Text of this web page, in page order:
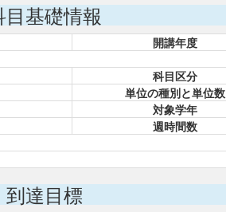
目基礎情報
開講年度
科目区分
単位の種別と単位数
対象学年
週時間数
到達目標